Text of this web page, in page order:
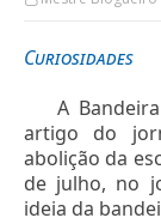
Curiosidades
A
artigo do
abolição da
de julho, no
ideia da